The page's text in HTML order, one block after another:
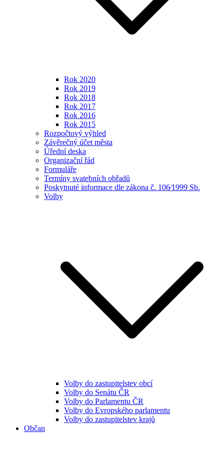
Rok 2020
Rok 2019
Rok 2018
Rok 2017
Rok 2016
Rok 2015
Rozpočtový výhled
Závěrečný účet města
Úřední deska
Organizační řád
Formuláře
Termíny svatebních obřadů
Poskytnuté informace dle zákona č. 106⁄1999 Sb.
Volby
Volby do zastupitelstev obcí
Volby do Senátu ČR
Volby do Parlamentu ČR
Volby do Evropského parlamentu
Volby do zastupitelstev krajů
Občan